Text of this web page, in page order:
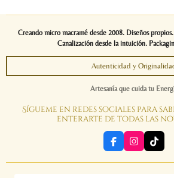
Creando micro macramé desde 2008. Diseños
Canalización desde la intuición.
Autenticidad y
Artesanía que cuida tu
Sígueme en redes sociales para
enterarte de todas las
F
a
c
I
n
s
T
i
k